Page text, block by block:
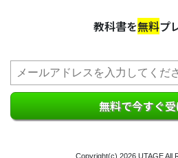
教科書を無料プ
無料で今すぐ
Copyright(c) 2026 UTAGEAll